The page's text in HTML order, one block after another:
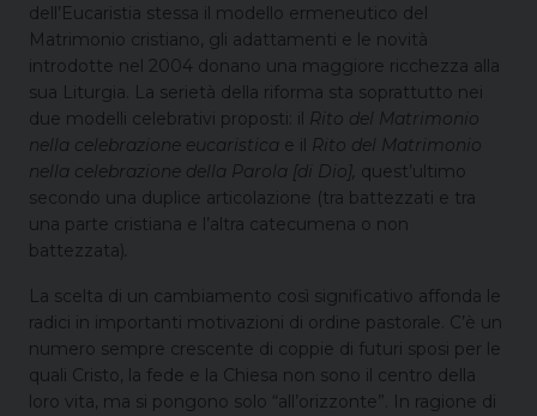
dell’Eucaristia stessa il modello ermeneutico del
Matrimonio cristiano, gli adattamenti e le novità
introdotte nel 2004 donano una maggiore ricchezza alla
sua Liturgia. La serietà della riforma sta soprattutto nei
due modelli celebrativi proposti: il Rito del Matrimonio
nella celebrazione eucaristica e il Rito del Matrimonio
nella celebrazione della Parola [di Dio], quest’ultimo
secondo una duplice articolazione (tra battezzati e tra
una parte cristiana e l’altra catecumena o non
battezzata)
La scelta di un cambiamento così significativo affonda le
radici in importanti motivazioni di ordine pastorale. C’è un
numero sempre crescente di coppie di futuri sposi per le
quali Cristo, la fede e la Chiesa non sono il centro della
loro vita, ma si pongono solo “all’orizzonte”. In ragione di